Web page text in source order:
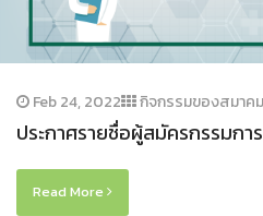
Feb 24, 2022 กิจกรรมของสมาคม
ประกาศรายชื่อผู้สมัครกรรมกา
Read More